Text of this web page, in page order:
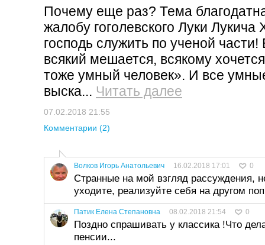
Почему еще раз? Тема
жалобу гоголевского Луки
господь служить по ученой
всякий мешается, всякому
тоже умный человек». И все
выска... Читать далее
07.02.2018 21:55
Комментарии (2)
Волков Игорь Анатольевич 16.02.2018 17:01 0
Странные на мой взгляд рассуждения,
уходите, реализуйте себя на другом
Патик Елена Степановна 08.02.2018 21:54 0
Поздно спрашивать у классика !Что
пенсии...